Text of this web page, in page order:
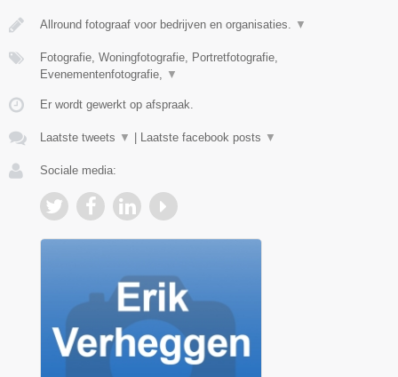
Allround fotograaf voor bedrijven en organisaties. ▼
Fotografie, Woningfotografie, Portretfotografie,
Evenementenfotografie, ▼
Er wordt gewerkt op afspraak.
Laatste tweets ▼ Laatste facebook posts ▼
Sociale media: